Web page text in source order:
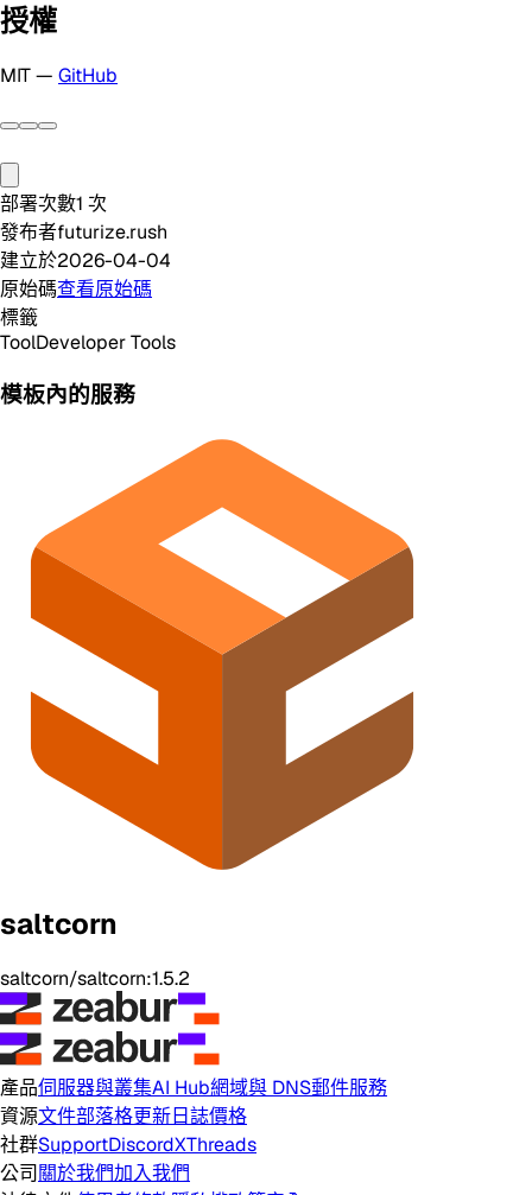
授權
MIT — GitHub
部署次數1 次
發布者futurize.rush
建立於2026-04-04
原始碼查看原始碼
標籤
ToolDeveloper Tools
模板內的服務
saltcorn
saltcorn/saltcorn:1.5.2
產品伺服器與叢集AI Hub網域與 DNS郵件服務
資源文件部落格更新日誌價格
社群SupportDiscordXThreads
公司關於我們加入我們